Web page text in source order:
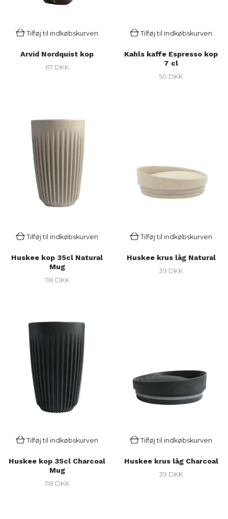
Tilføj til indkøbskurven
Arvid Nordquist kop
67 DKK
Tilføj til indkøbskurven
Kahls kaffe Espresso kop
7 cl
50 DKK
Tilføj til indkøbskurven
Huskee kop 35cl Natural
Mug
118 DKK
Tilføj til indkøbskurven
Huskee krus låg Natural
39 DKK
Tilføj til indkøbskurven
Huskee kop 35cl Charcoal
Mug
118 DKK
Tilføj til indkøbskurven
Huskee krus låg Charcoal
39 DKK